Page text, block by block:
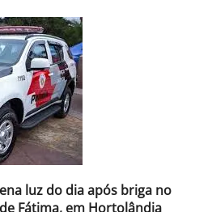
luz do dia após briga no
Fátima, em Hortolândia